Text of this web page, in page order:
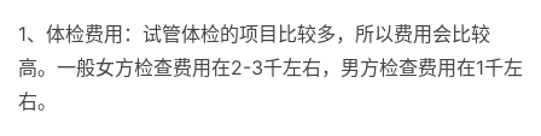
1、体检费用：试管体检的项目比较多，所以费用会比较
高。一般女方检查费用在2-3千左右，男方检查费用在1千左
右。